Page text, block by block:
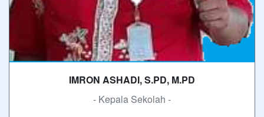
IMRON ASHADI, S.PD, M.PD
- Kepala Sekolah -